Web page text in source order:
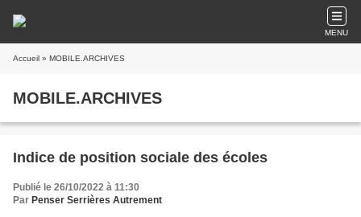
MENU
Accueil » MOBILE.ARCHIVES
MOBILE.ARCHIVES
Indice de position sociale des écoles
Publié le 26/10/2022 à 11:30
Par Penser Serrières Autrement